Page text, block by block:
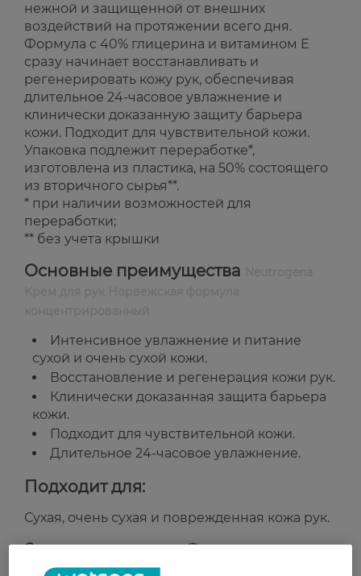
нежной и защищенной от внешних
воздействий на протяжении всего дня.
Формула с 40% глицерина и витамином Е
сразу начинает восстанавливать и
регенерировать кожу рук, обеспечивая
длительное 24-часовое увлажнение и
клинически доказанную защиту барьера
кожи. Подходит для чувствительной кожи.
Упаковка подлежит переработке*,
изготовлена из пластика, на 50% состоящего
из вторичного сырья**.
* при наличии возможностей для
переработки;
** без учета крышки
Основные преимущества
Интенсивное увлажнение и питание
сухой и очень сухой кожи.
Восстановление и регенерация кожи рук.
Клинически доказанная защита барьера
кожи.
Подходит для чувствительной кожи.
Длительное 24-часовое увлажнение.
Подходит для:
Сухая, очень сухая и поврежденная кожа рук.
Страна-производитель:Франция